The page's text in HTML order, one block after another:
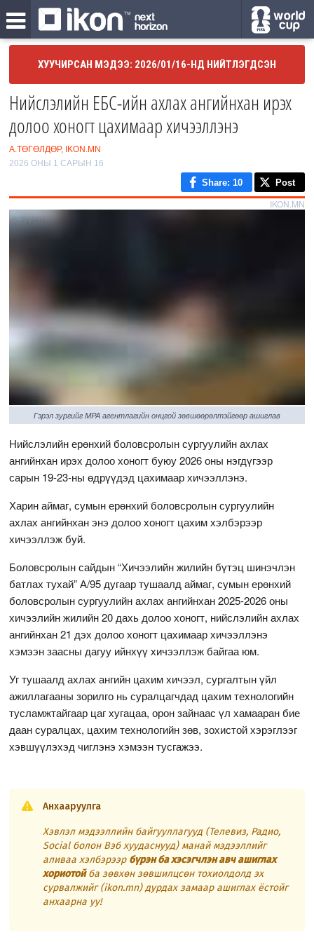
ХУУЧИРСАН МЭДЭЭ: 2026/01/16-НД НИЙТЛЭГДСЭН
Нийслэлийн ЕБС-ийн ахлах ангийнхан ирэх
долоо хоногт цахимаар хичээллэнэ
А.ТӨГӨЛДӨР, IKON.MN
2026 ОНЫ 1 САРЫН 16
Share: 10 Post
IKON.MN
Гэрэл зургийг MPA агентлагийн онцгой зөвшөөрөлтэйгөөр ашиглав
Нийслэлийн ерөнхий боловсролын сургуулийн ахлах
ангийнхан ирэх долоо хоногт буюу 2026 оны нэгдүгээр
сарын 19-23-ны өдрүүдэд цахимаар хичээллэнэ.
Харин аймаг, сумын ерөнхий боловсролын сургуулийн
ахлах ангийнхан энэ долоо хоногт цахим хэлбэрээр
хичээллэж буй.
Боловсролын сайдын “Хичээлийн жилийн бүтэц шинэчлэн
батлах тухай” А/95 дугаар тушаалд аймаг, сумын ерөнхий
боловсролын сургуулийн ахлах ангийнхан 2025-2026 оны
хичээлийн жилийн 20 дахь долоо хоногт, нийслэлийн ахлах
ангийнхан 21 дэх долоо хоногт цахимаар хичээллэнэ
хэмээн заасны дагуу ийнхүү хичээллэж байгаа юм.
Уг тушаалд ахлах ангийн цахим хичээл, сургалтын үйл
ажиллагааны зорилго нь суралцагчдад цахим технологийн
тусламжтайгаар цаг хугацаа, орон зайнаас үл хамааран бие
даан суралцах, цахим технологийн зөв, зохистой хэрэглээг
хэвшүүлэхэд чиглэнэ хэмээн тусгажээ.
Анхааруулга
Хэвлэл мэдээллийн байгууллагууд (Телевиз, Радио,
Social болон Вэб хуудаснууд) манай мэдээллийг
аливаа хэлбэрээр бүрэн ба хэсэгчлэн авч ашиглах
хориотойба зөвхөн зөвшилцсөн тохиолдолд эх
сурвалжийг (ikon.mn) дурдах замаар ашиглах ёстойг
анхаарна уу!